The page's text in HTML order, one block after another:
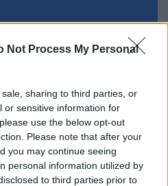
Not Process My Personal
sharing to third parties, or
or sensitive information for
use the below opt-out
Please note that after your
you may continue seeing
personal information utilized by
to third parties prior to
Követem
LACI #NOVÁK GIZI
# KŐVÁRI NATASA
KLUB